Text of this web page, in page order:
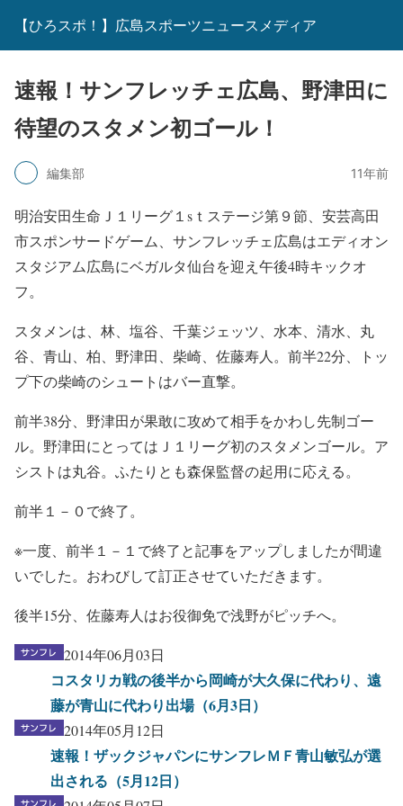
【ひろスポ！】広島スポーツニュースメディア
速報！サンフレッチェ広島、野津田に
待望のスタメン初ゴール！
編集部 11年前
明治安田生命Ｊ１リーグ１sｔステージ第９節、安芸高田
市スポンサードゲーム、サンフレッチェ広島はエディオン
スタジアム広島にベガルタ仙台を迎え午後4時キックオ
フ。
スタメンは、林、塩谷、千葉ジェッツ、水本、清水、丸
谷、青山、柏、野津田、柴崎、佐藤寿人。前半22分、トッ
プ下の柴崎のシュートはバー直撃。
前半38分、野津田が果敢に攻めて相手をかわし先制ゴー
ル。野津田にとってはＪ１リーグ初のスタメンゴール。ア
シストは丸谷。ふたりとも森保監督の起用に応える。
前半１－０で終了。
※一度、前半１－１で終了と記事をアップしましたが間違
いでした。おわびして訂正させていただきます。
後半15分、佐藤寿人はお役御免で浅野がピッチへ。
2014年06月03日
コスタリカ戦の後半から岡崎が大久保に代わり、遠
藤が青山に代わり出場（6月3日）
2014年05月12日
速報！ザックジャパンにサンフレＭＦ青山敏弘が選
出される（5月12日）